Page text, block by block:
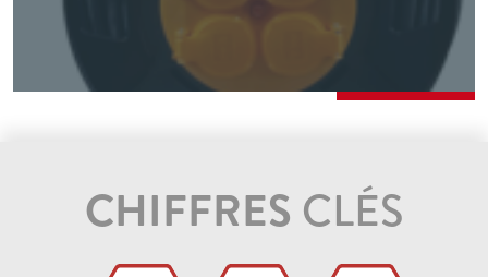
CHIFFRES CLÉS